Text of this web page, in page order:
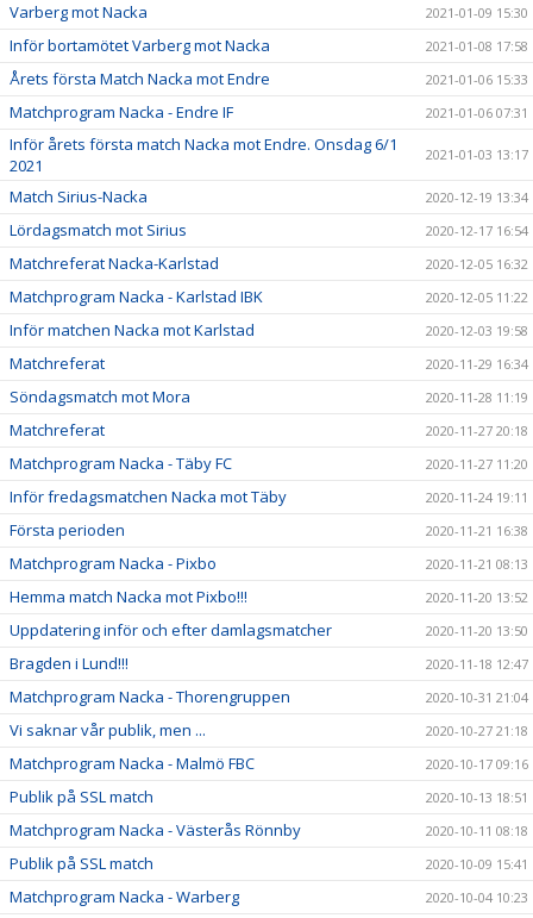
Varberg mot Nacka 2021-01-09 15:30
Inför bortamötet Varberg mot Nacka 2021-01-08 17:58
Årets första Match Nacka mot Endre 2021-01-06 15:33
Matchprogram Nacka - Endre IF 2021-01-06 07:31
Inför årets första match Nacka mot Endre. Onsdag 6/1
2021
2021-01-03 13:17
Match Sirius-Nacka 2020-12-19 13:34
Lördagsmatch mot Sirius 2020-12-17 16:54
Matchreferat Nacka-Karlstad 2020-12-05 16:32
Matchprogram Nacka - Karlstad IBK 2020-12-05 11:22
Inför matchen Nacka mot Karlstad 2020-12-03 19:58
Matchreferat 2020-11-29 16:34
Söndagsmatch mot Mora 2020-11-28 11:19
Matchreferat 2020-11-27 20:18
Matchprogram Nacka - Täby FC 2020-11-27 11:20
Inför fredagsmatchen Nacka mot Täby 2020-11-24 19:11
Första perioden 2020-11-21 16:38
Matchprogram Nacka - Pixbo 2020-11-21 08:13
Hemma match Nacka mot Pixbo!!! 2020-11-20 13:52
Uppdatering inför och efter damlagsmatcher 2020-11-20 13:50
Bragden i Lund!!! 2020-11-18 12:47
Matchprogram Nacka - Thorengruppen 2020-10-31 21:04
Vi saknar vår publik, men ... 2020-10-27 21:18
Matchprogram Nacka - Malmö FBC 2020-10-17 09:16
Publik på SSL match 2020-10-13 18:51
Matchprogram Nacka - Västerås Rönnby 2020-10-11 08:18
Publik på SSL match 2020-10-09 15:41
Matchprogram Nacka - Warberg 2020-10-04 10:23